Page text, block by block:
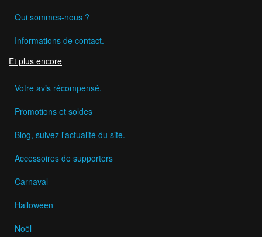
Qui sommes-nous ?
Informations de contact.
Et plus encore
Votre avis récompensé.
Promotions et soldes
Blog, suivez l'actualité du site.
Accessoires de supporters
Carnaval
Halloween
Noël